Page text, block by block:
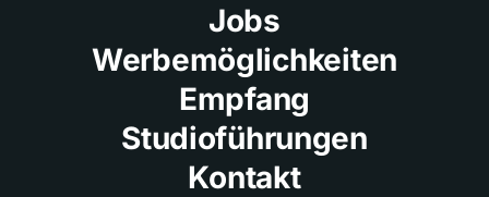
Jobs
Werbemöglichkeiten
Empfang
Studioführungen
Kontakt